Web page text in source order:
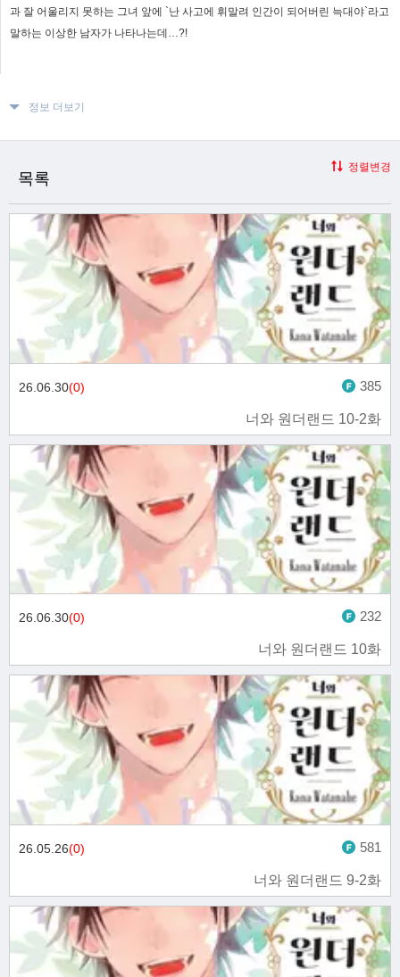
과 잘 어울리지 못하는 그녀 앞에 `난 사고에 휘말려 인간이 되어버린 늑대야`라고
말하는 이상한 남자가 나타나는데…?!
정보 더보기
목록
정렬변경
너와 원더랜드 10-2화
26.06.30(0) 385
너와 원더랜드 10화
26.06.30(0) 232
너와 원더랜드 9-2화
26.05.26(0) 581